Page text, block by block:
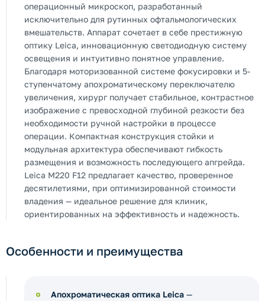
операционный микроскоп, разработанный
исключительно для рутинных офтальмологических
вмешательств. Аппарат сочетает в себе престижную
оптику Leica, инновационную светодиодную систему
освещения и интуитивно понятное управление.
Благодаря моторизованной системе фокусировки и 5-
ступенчатому апохроматическому переключателю
увеличения, хирург получает стабильное, контрастное
изображение с превосходной глубиной резкости без
необходимости ручной настройки в процессе
операции. Компактная конструкция стойки и
модульная архитектура обеспечивают гибкость
размещения и возможность последующего апгрейда.
Leica M220 F12 предлагает качество, проверенное
десятилетиями, при оптимизированной стоимости
владения — идеальное решение для клиник,
ориентированных на эффективность и надежность.
Особенности и преимущества
Апохроматическая оптика Leica —